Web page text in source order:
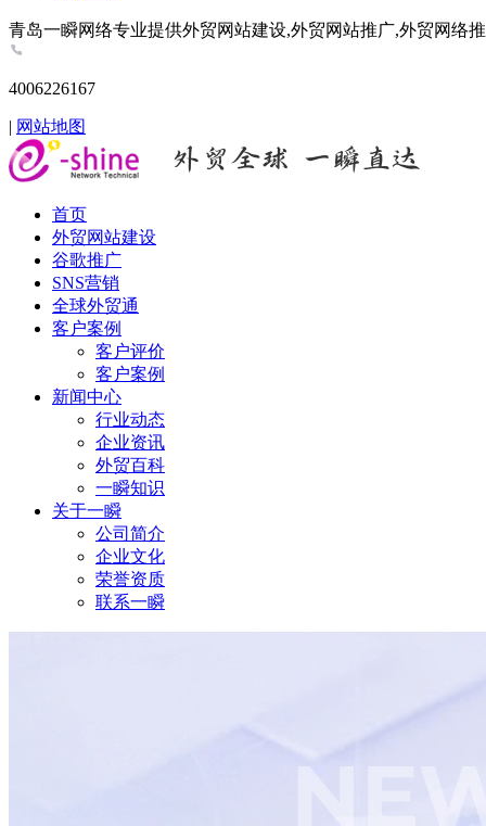
青岛一瞬网络专业提供外贸网站建设,外贸网站推广,外贸网络
4006226167
| 网站地图
首页
外贸网站建设
谷歌推广
SNS营销
全球外贸通
客户案例
客户评价
客户案例
新闻中心
行业动态
企业资讯
外贸百科
一瞬知识
关于一瞬
公司简介
企业文化
荣誉资质
联系一瞬